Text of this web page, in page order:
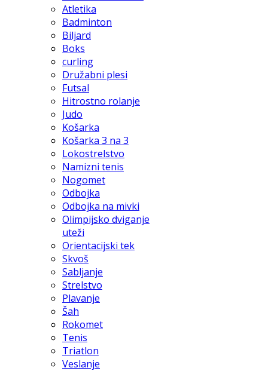
Atletika
Badminton
Biljard
Boks
curling
Družabni plesi
Futsal
Hitrostno rolanje
Judo
Košarka
Košarka 3 na 3
Lokostrelstvo
Namizni tenis
Nogomet
Odbojka
Odbojka na mivki
Olimpijsko dviganje
uteži
Orientacijski tek
Skvoš
Sabljanje
Strelstvo
Plavanje
Šah
Rokomet
Tenis
Triatlon
Veslanje